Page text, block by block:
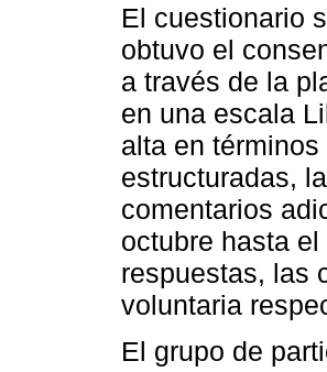
El cuestionario
obtuvo el
a través de la
en una escala
alta en
estructuradas,
comentarios
octubre hasta
respuestas, las
voluntaria
El grupo de